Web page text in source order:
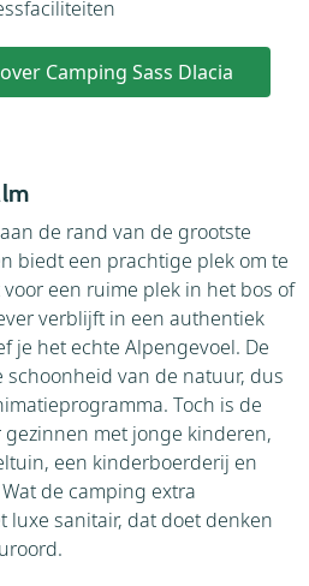
Camping Sass Dlacia
de rand van de grootste
biedt een prachtige plek om te
een ruime plek in het bos of
verblijft in een authentiek
je het echte Alpengevoel. De
van de natuur, dus
Toch is de
met jonge kinderen,
een kinderboerderij en
de camping extra
luxe sanitair, dat doet denken